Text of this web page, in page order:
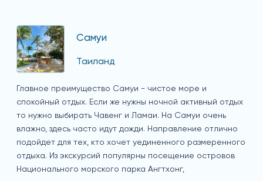
Самуи
Таиланд
Главное преимущество Самуи - чистое море и
спокойный отдых. Если же нужны ночной активный отдых
то нужно выбирать Чавенг и Ламаи. На Самуи очень
влажно, здесь часто идут дожди. Направление отлично
подойдет для тех, кто хочет уединенного размеренного
отдыха. Из экскурсий популярны посещение островов
Национального морского парка Ангтхонг,